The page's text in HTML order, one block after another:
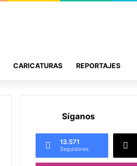
CARICATURAS REPORTAJES
Síganos
13.571
Seguidores